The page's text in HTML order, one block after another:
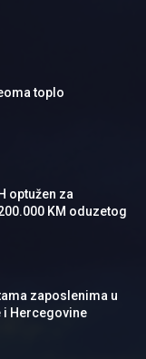
toplo
optužen za
KM oduzetog
zaposlenima u
i Hercegovine